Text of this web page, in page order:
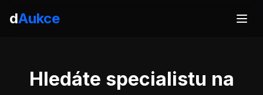
dAukce
Hledáte specialistu na